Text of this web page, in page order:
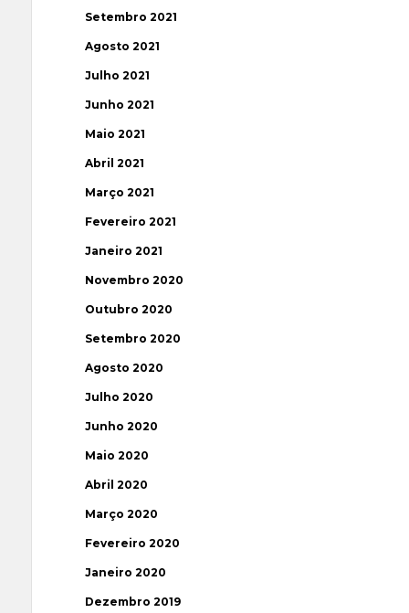
Setembro 2021
Agosto 2021
Julho 2021
Junho 2021
Maio 2021
Abril 2021
Março 2021
Fevereiro 2021
Janeiro 2021
Novembro 2020
Outubro 2020
Setembro 2020
Agosto 2020
Julho 2020
Junho 2020
Maio 2020
Abril 2020
Março 2020
Fevereiro 2020
Janeiro 2020
Dezembro 2019